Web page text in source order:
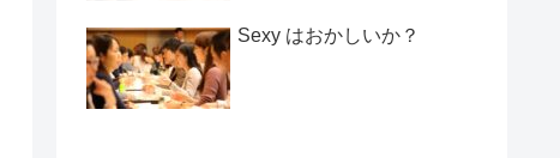
Sexy はおかしいか？